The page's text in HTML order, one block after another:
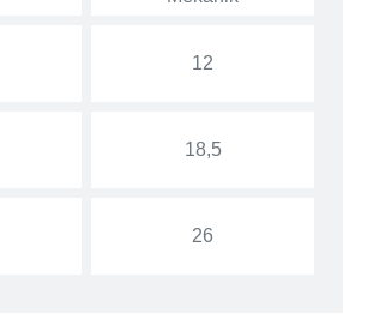
12
18,5
26